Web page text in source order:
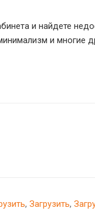
и найдете
и многие
, Загрузить,